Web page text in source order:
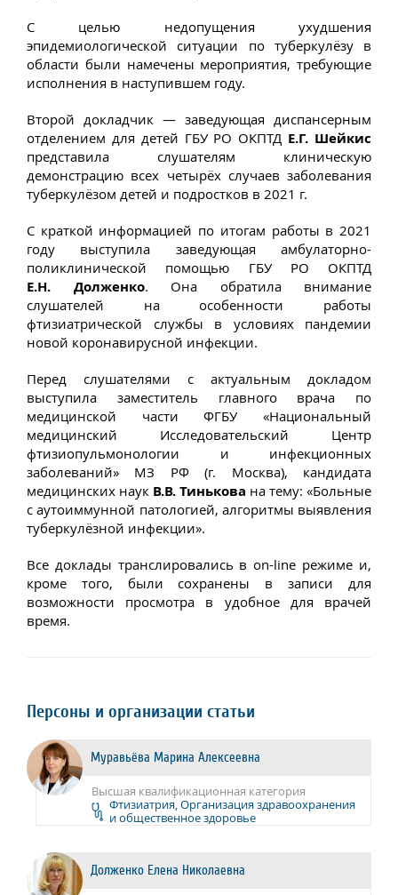
С целью недопущения ухудшения
эпидемиологической ситуации по туберкулёзу в
области были намечены мероприятия, требующие
исполнения в наступившем году.
Второй докладчик — заведующая диспансерным
отделением для детей ГБУ РО ОКПТД Е.Г. Шейкис
представила слушателям клиническую
демонстрацию всех четырёх случаев заболевания
туберкулёзом детей и подростков в 2021 г.
С краткой информацией по итогам работы в 2021
году выступила заведующая амбулаторно-
поликлинической помощью ГБУ РО ОКПТД
Е.Н. Долженко. Она обратила внимание
слушателей на особенности работы
фтизиатрической службы в условиях пандемии
новой коронавирусной инфекции.
Перед слушателями с актуальным докладом
выступила заместитель главного врача по
медицинской части ФГБУ «Национальный
медицинский Исследовательский Центр
фтизиопульмонологии и инфекционных
заболеваний» МЗ РФ (г. Москва), кандидата
медицинских наук В.В. Тинькова на тему: «Больные
с аутоиммунной патологией, алгоритмы выявления
туберкулёзной инфекции».
Все доклады транслировались в on-line режиме и,
кроме того, были сохранены в записи для
возможности просмотра в удобное для врачей
время.
Персоны и организации статьи
Муравьёва Марина Алексеевна
Высшая квалификационная категория
Фтизиатрия, Организация здравоохранения
и общественное здоровье
Долженко Елена Николаевна